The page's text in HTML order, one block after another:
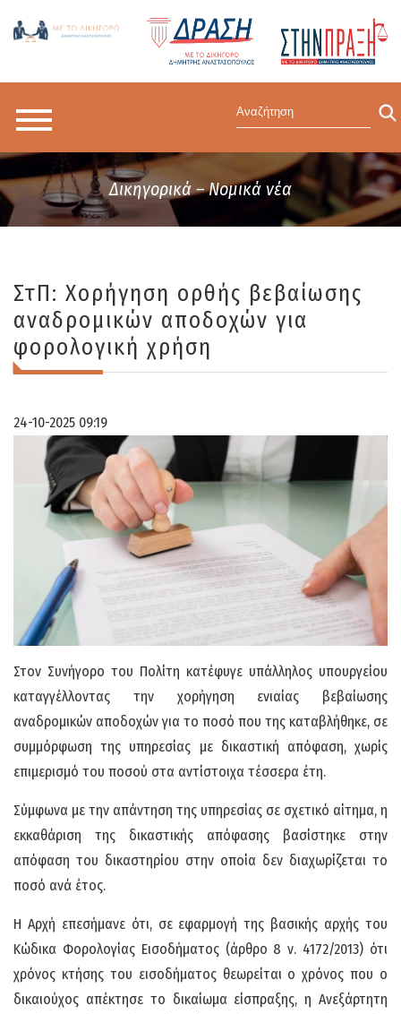
Δικηγορικά – Νομικά νέα
ΣτΠ: Χορήγηση ορθής βεβαίωσης
αναδρομικών αποδοχών για
φορολογική χρήση
24-10-2025 09:19
Στον Συνήγορο του Πολίτη κατέφυγε υπάλληλος υπουργείου
καταγγέλλοντας την χορήγηση ενιαίας βεβαίωσης
αναδρομικών αποδοχών για το ποσό που της καταβλήθηκε, σε
συμμόρφωση της υπηρεσίας με δικαστική απόφαση, χωρίς
επιμερισμό του ποσού στα αντίστοιχα τέσσερα έτη.
Σύμφωνα με την απάντηση της υπηρεσίας σε σχετικό αίτημα, η
εκκαθάριση της δικαστικής απόφασης βασίστηκε στην
απόφαση του δικαστηρίου στην οποία δεν διαχωρίζεται το
ποσό ανά έτος.
Η Αρχή επεσήμανε ότι, σε εφαρμογή της βασικής αρχής του
Κώδικα Φορολογίας Εισοδήματος (άρθρο 8 ν. 4172/2013) ότι
χρόνος κτήσης του εισοδήματος θεωρείται ο χρόνος που ο
δικαιούχος απέκτησε το δικαίωμα είσπραξης, η Ανεξάρτητη